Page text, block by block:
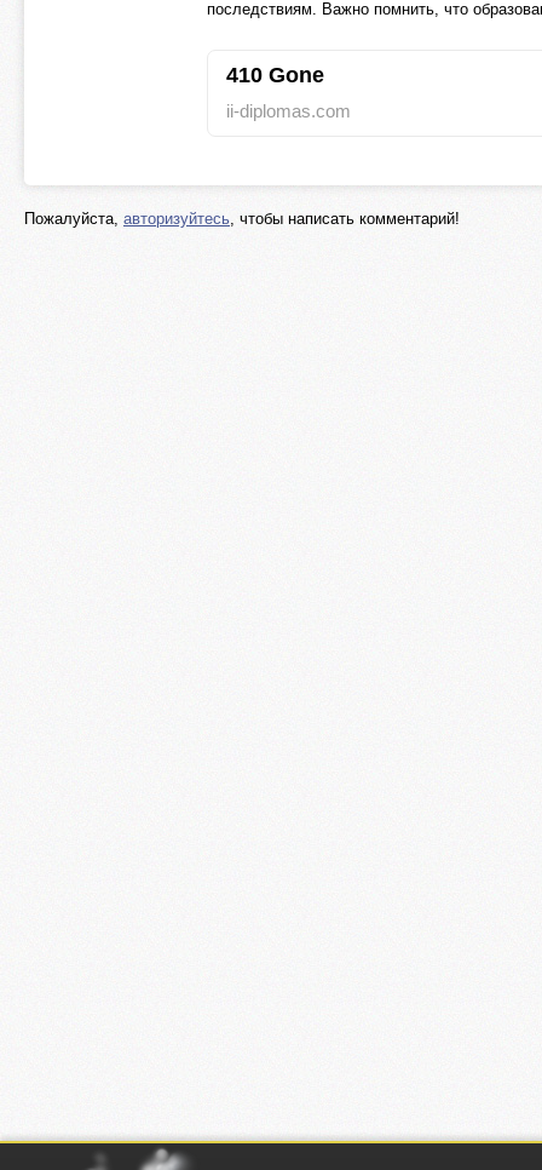
последствиям. Важно помнить, что
410 Gone
ii-diplomas.com
Пожалуйста, авторизуйтесь, чтобы написать комментарий!